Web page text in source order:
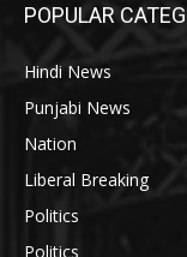
POPULAR
Hindi News
Punjabi News
Nation
Liberal Breaking
Politics
Politics